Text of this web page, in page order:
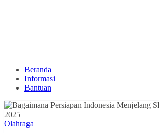
Beranda
Informasi
Bantuan
Olahraga